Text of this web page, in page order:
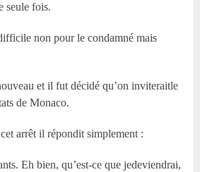
seule fois.
non pour le condamné mais
et il fut décidé qu’on inviteraitle
de Monaco.
arrêt il répondit simplement :
Eh bien, qu’est-ce que jedeviendrai,